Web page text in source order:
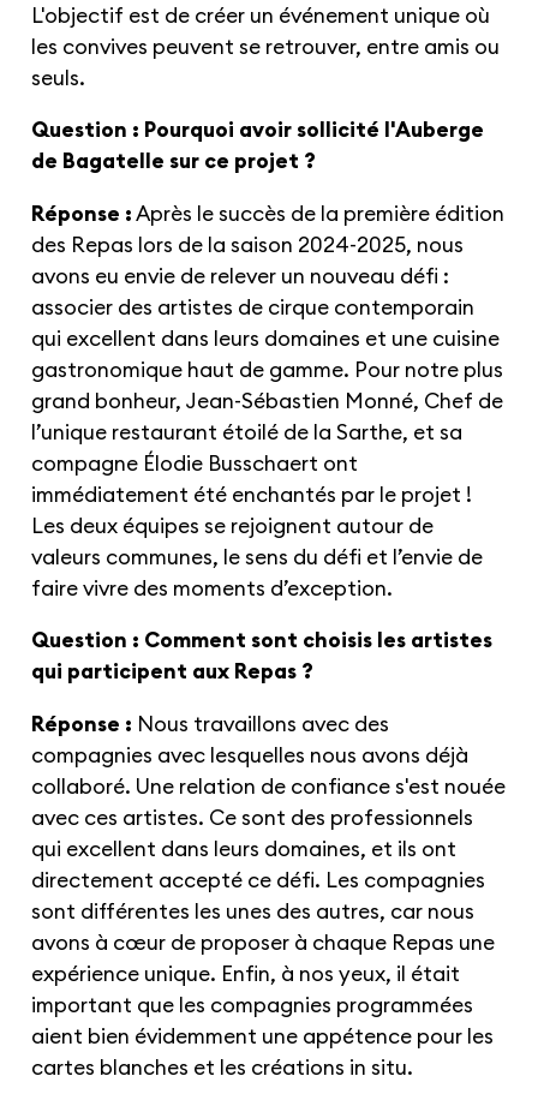
L'objectif est de créer un événement unique où
les convives peuvent se retrouver, entre amis ou
seuls.
Question : Pourquoi avoir sollicité l'Auberge
de Bagatelle sur ce projet ?
Réponse :Après le succès de la première édition
des Repas lors de la saison 2024-2025, nous
avons eu envie de relever un nouveau défi :
associer des artistes de cirque contemporain
qui excellent dans leurs domaines et une cuisine
gastronomique haut de gamme. Pour notre plus
grand bonheur, Jean-Sébastien Monné, Chef de
l’unique restaurant étoilé de la Sarthe, et sa
compagne Élodie Busschaert ont
immédiatement été enchantés par le projet !
Les deux équipes se rejoignent autour de
valeurs communes, le sens du défi et l’envie de
faire vivre des moments d’exception.
Question : Comment sont choisis les artistes
qui participent aux Repas ?
Réponse : Nous travaillons avec des
compagnies avec lesquelles nous avons déjà
collaboré. Une relation de confiance s'est nouée
avec ces artistes. Ce sont des professionnels
qui excellent dans leurs domaines, et ils ont
directement accepté ce défi. Les compagnies
sont différentes les unes des autres, car nous
avons à cœur de proposer à chaque Repas une
expérience unique. Enfin, à nos yeux, il était
important que les compagnies programmées
aient bien évidemment une appétence pour les
cartes blanches et les créations in situ.